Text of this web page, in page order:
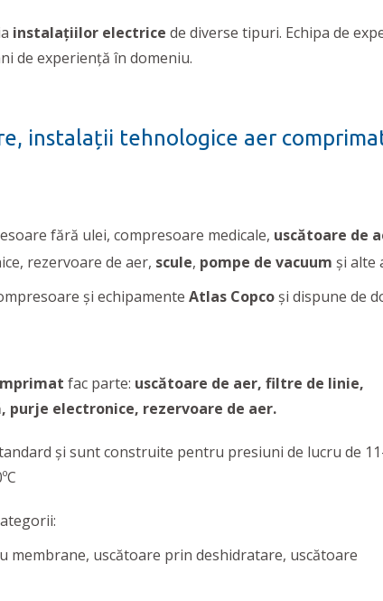
instalaţiilor electrice de diverse tipuri. Echipa de
de experiență în domeniu.
instalații tehnologice aer
fără ulei, compresoare medicale, uscătoare de
rezervoare de aer, scule, pompe de vacuum și alte
şi echipamente Atlas Copco și dispune de
fac parte: uscătoare de aer, filtre de linie,
purje electronice, rezervoare de aer.
și sunt construite pentru presiuni de lucru de
membrane, uscătoare prin deshidratare, uscătoare